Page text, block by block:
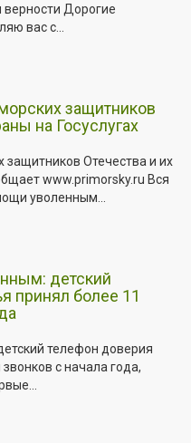
Дорогие
вас с...
защитников
на Госуслугах
Отечества и их
www.primorsky.ru Вся
уволенным...
детский
принял более 11
телефон доверия
с начала года,